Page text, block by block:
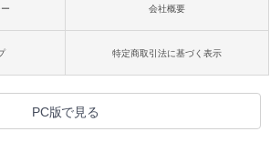
会社概要
特定商取引法に基づく表示
PC版で見る